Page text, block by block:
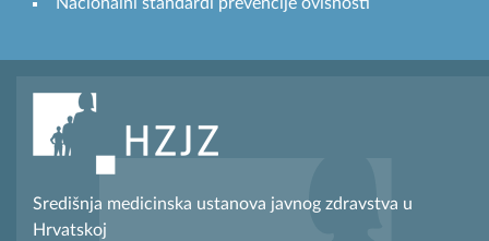
Nacionalni standardi prevencije ovisnosti
Središnja medicinska ustanova javnog zdravstva u
Hrvatskoj